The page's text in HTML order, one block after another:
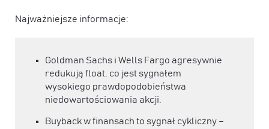
Najważniejsze informacje:
Goldman Sachs i Wells Fargo agresywnie
redukują float, co jest sygnałem
wysokiego prawdopodobieństwa
niedowartościowania akcji.
Buyback w finansach to sygnał cykliczny –